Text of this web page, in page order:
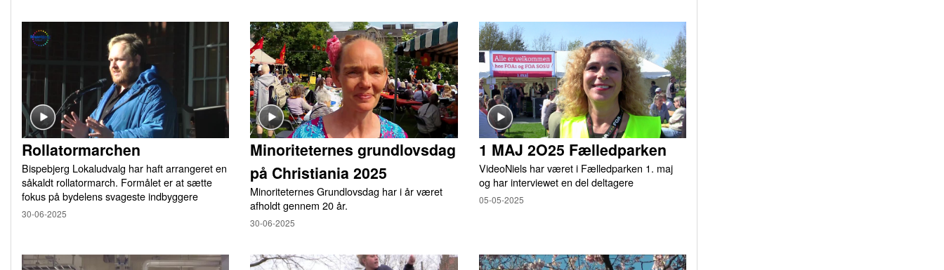
Rollatormarchen
Bispebjerg Lokaludvalg har haft arrangeret en
såkaldt rollatormarch. Formålet er at sætte
fokus på bydelens svageste indbyggere
30-06-2025
Minoriteternes grundlovsdag
på Christiania 2025
Minoriteternes Grundlovsdag har i år været
afholdt gennem 20 år.
30-06-2025
1 MAJ 2O25 Fælledparken
VideoNiels har været i Fælledparken 1. maj
og har interviewet en del deltagere
05-05-2025